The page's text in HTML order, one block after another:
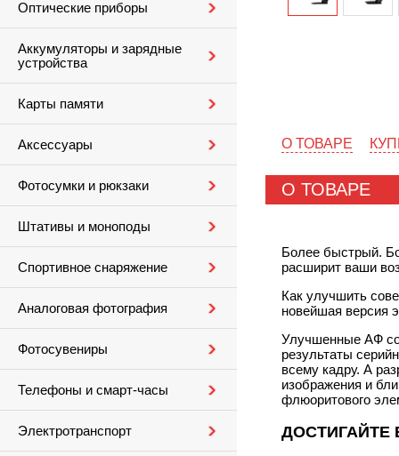
Оптические приборы
Аккумуляторы и зарядные
устройства
Карты памяти
Аксессуары
Фотосумки и рюкзаки
Штативы и моноподы
Спортивное снаряжение
Аналоговая фотография
Фотосувениры
Телефоны и смарт-часы
Электротранспорт
О ТОВАРЕ
О ТОВАРЕ
Более быстрый.
расширит ваши
Как улучшить
новейшая версия
Улучшенные АФ со
результаты
всему кадру. А
изображения и
флюоритового
ДОСТИГАЙТЕ